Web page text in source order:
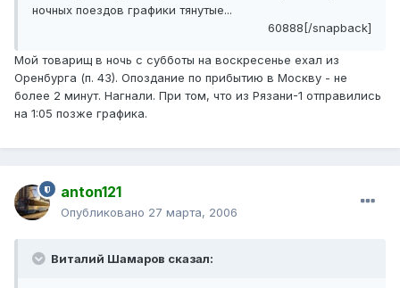
ночных поездов графики тянутые...
60888[/snapback]
Мой товарищ в ночь с субботы на воскресенье ехал из
Оренбурга (п. 43). Опоздание по прибытию в Москву - не
более 2 минут. Нагнали. При том, что из Рязани-1 отправились
на 1:05 позже графика.
anton121
Опубликовано 27 марта, 2006
Виталий Шамаров сказал: